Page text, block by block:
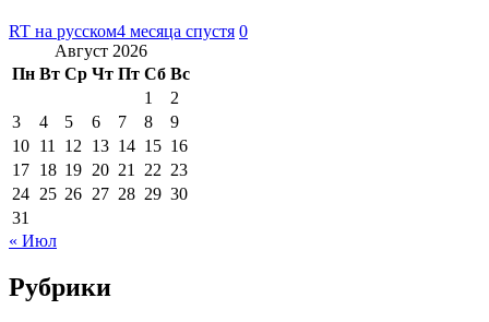
RT на русском4 месяца спустя 0
Август 2026
Пн Вт Ср Чт Пт Сб Вс
1
2
3
4 5 6 7 8
9
10 11 12 13 14 15 16
17 18 19 20 21 22 23
24 25 26 27 28 29 30
31
« Июл
Рубрики